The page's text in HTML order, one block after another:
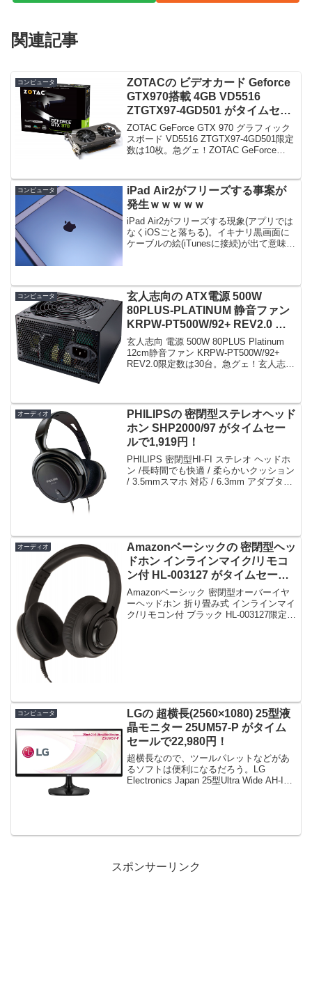
関連記事
コンピュータ
ZOTACの ビデオカード Geforce
GTX970搭載 4GB VD5516
ZTGTX97-4GD501 がタイムセー
ルで36,700円！
ZOTAC GeForce GTX 970 グラフィック
スボード VD5516 ZTGTX97-4GD501限定
数は10枚。急グェ！ZOTAC GeForce
コンピュータ
iPad Air2がフリーズする事案が
発生ｗｗｗｗｗ
iPad Air2がフリーズする現象(アプリでは
なくiOSごと落ちる)。イキナリ黒画面に
ケーブルの絵(iTunesに接続)が出て意味不
コンピュータ
玄人志向の ATX電源 500W
80PLUS-PLATINUM 静音ファン
KRPW-PT500W/92+ REV2.0 が
タイムセールで7,839円！
玄人志向 電源 500W 80PLUS Platinum
12cm静音ファン KRPW-PT500W/92+
REV2.0限定数は30台。急グェ！玄人志向
オーディオ
PHILIPSの 密閉型ステレオヘッド
ホン SHP2000/97 がタイムセー
ルで1,919円！
PHILIPS 密閉型HI-FI ステレオ ヘッドホ
ン /長時間でも快適 / 柔らかいクッション
/ 3.5mmスマホ 対応 / 6.3mm アダプタホ
オーディオ
Amazonベーシックの 密閉型ヘッ
ドホン インラインマイク/リモコ
ン付 HL-003127 がタイムセール
で4,658円！
Amazonベーシック 密閉型オーバーイヤ
ーヘッドホン 折り畳み式 インラインマイ
ク/リモコン付 ブラック HL-003127限定数
コンピュータ
LGの 超横長(2560×1080) 25型液
晶モニター 25UM57-P がタイム
セールで22,980円！
超横長なので、ツールパレットなどがあ
るソフトは便利になるだろう。LG
Electronics Japan 25型Ultra Wide AH-IPS
スポンサーリンク